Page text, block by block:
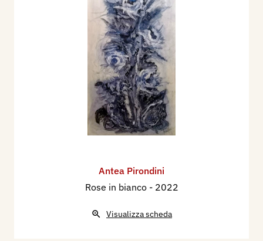
Antea Pirondini
Rose in bianco - 2022
Visualizza scheda